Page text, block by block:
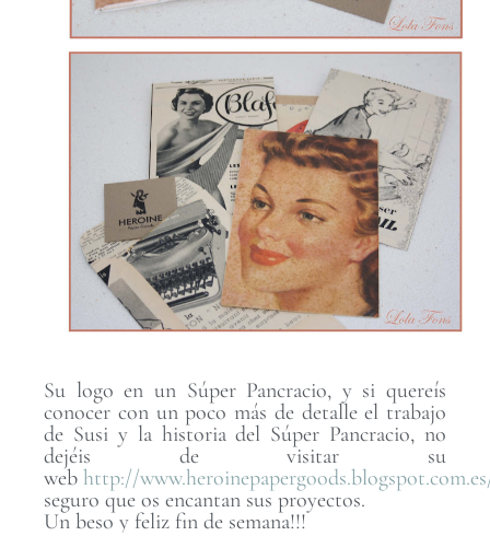
Su logo en un Súper Pancracio, y si quereís
conocer con un poco más de detalle el trabajo
de Susi y la historia del Súper Pancracio, no
dejéis de visitar su
web http://
seguro que os encantan sus proyectos.
Un beso y feliz fin de semana!!!